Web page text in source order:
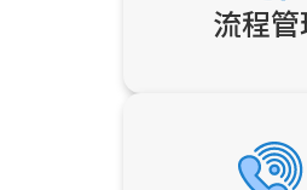
流程